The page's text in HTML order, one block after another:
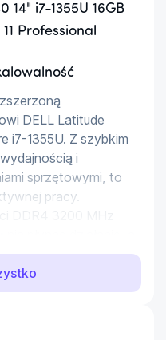
14" i7-1355U 16GB
Professional
DELL Latitude
i7-1355U. Z szybkim
i
sprzętowymi, to
pracy.
podnosi jakość